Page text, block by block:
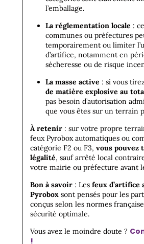
l’emballage.
La réglementation locale :
communes ou préfectures
temporairement ou limiter
d’artifice, notamment en
sécheresse ou de risque
La masse active : si vous
de matière explosive au
pas besoin d’autorisation
que vous êtes sur un terrain
À retenir : sur votre propre
feux Pyrobox automatiques ou
catégorie F2 ou F3, vous pouvez
légalité, sauf arrêté local
votre mairie ou préfecture avant
Bon à savoir : Les feux d’artifice
Pyrobox sont pensés pour les
conçus selon les normes
sécurité optimale.
Vous avez le moindre doute ?
!